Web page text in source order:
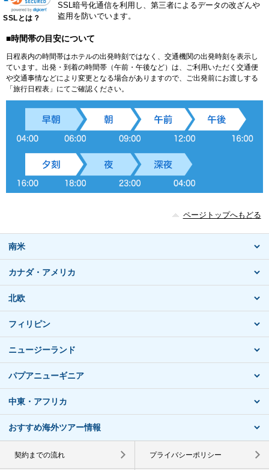
SSLとは？
SSL暗号化通信を利用し、第三者によるデータの改ざんや
盗用を防いでいます。
■時間帯の目安について
日程表内の時間帯はホテルの出発時刻ではなく、交通機関の出発時刻を表示し
ています。出発・到着の時間帯（午前・午後など）は、ご利用いただく交通便
や交通事情などにより変更となる場合がありますので、ご出発前にお渡しする
「旅行日程表」にてご確認ください。
ページトップへもどる
南米
カナダ・アメリカ
北欧
フィリピン
ニュージーランド
パプアニューギニア
中東・アフリカ
おすすめ海外ツアー情報
契約までの流れ プライバシーポリシー